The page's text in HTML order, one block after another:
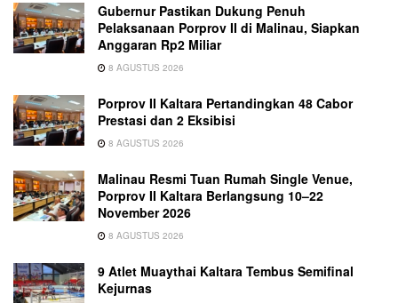
Gubernur Pastikan Dukung Penuh
Pelaksanaan Porprov II di Malinau, Siapkan
Anggaran Rp2 Miliar
8 AGUSTUS 2026
Porprov II Kaltara Pertandingkan 48 Cabor
Prestasi dan 2 Eksibisi
8 AGUSTUS 2026
Malinau Resmi Tuan Rumah Single Venue,
Porprov II Kaltara Berlangsung 10–22
November 2026
8 AGUSTUS 2026
9 Atlet Muaythai Kaltara Tembus Semifinal
Kejurnas